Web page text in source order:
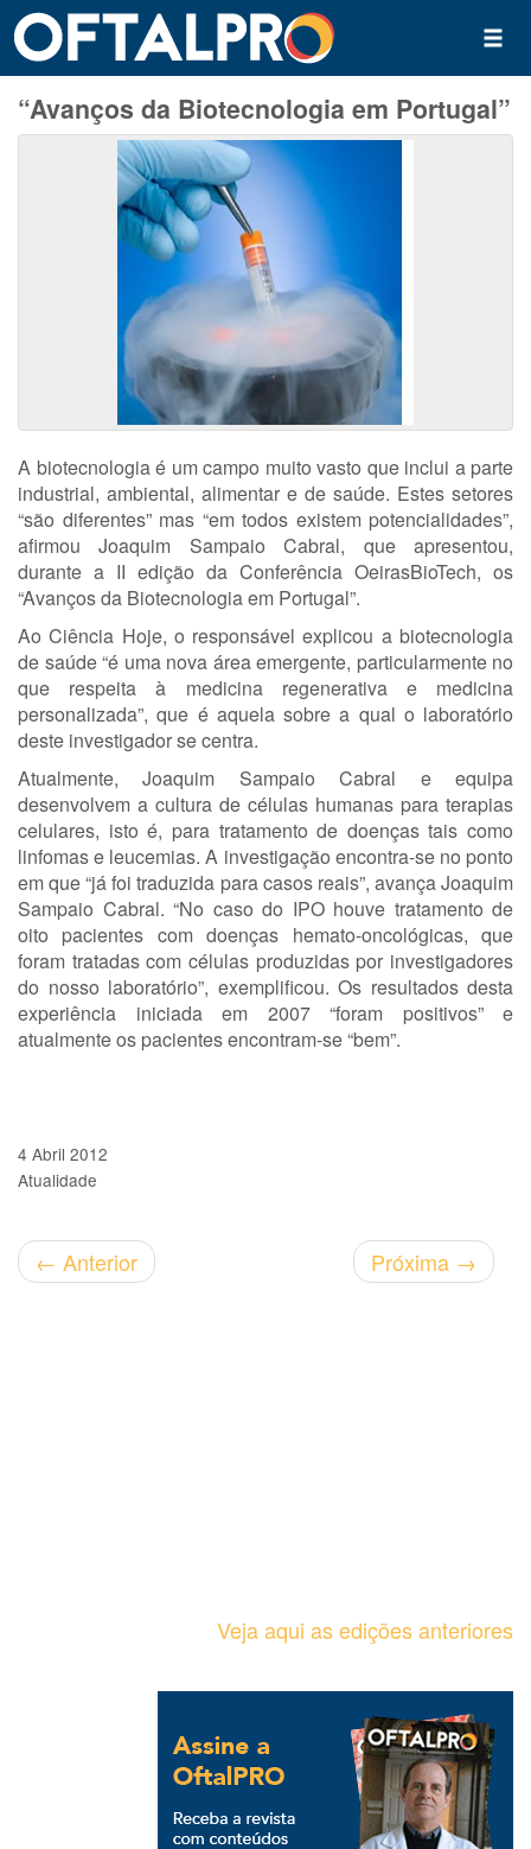
“Avanços da Biotecnologia em Portugal”
A biotecnologia é um campo muito vasto que inclui a parte
industrial, ambiental, alimentar e de saúde. Estes setores
“são diferentes” mas “em todos existem potencialidades”,
afirmou Joaquim Sampaio Cabral, que apresentou,
durante a II edição da Conferência OeirasBioTech, os
“Avanços da Biotecnologia em Portugal”.
Ao Ciência Hoje, o responsável explicou a biotecnologia
de saúde “é uma nova área emergente, particularmente no
que respeita à medicina regenerativa e medicina
personalizada”, que é aquela sobre a qual o laboratório
deste investigador se centra.
Atualmente, Joaquim Sampaio Cabral e equipa
desenvolvem a cultura de células humanas para terapias
celulares, isto é, para tratamento de doenças tais como
linfomas e leucemias. A investigação encontra-se no ponto
em que “já foi traduzida para casos reais”, avança Joaquim
Sampaio Cabral. “No caso do IPO houve tratamento de
oito pacientes com doenças hemato-oncológicas, que
foram tratadas com células produzidas por investigadores
do nosso laboratório”, exemplificou. Os resultados desta
experiência iniciada em 2007 “foram positivos” e
atualmente os pacientes encontram-se “bem”.
4 Abril 2012
Atualidade
← Anterior Próxima →
Veja aqui as edições anteriores